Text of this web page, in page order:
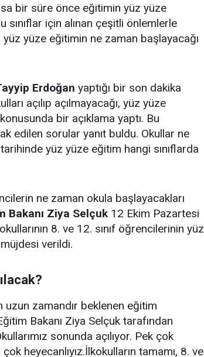
bir süre önce eğitimin yüz yüze
sınıflar için alınan çeşitli önlemlerle
yüze eğitimin ne zaman başlayacağı
Erdoğan yaptığı bir son dakika
açılıp açılmayacağı, yüz yüze
bir açıklama yaptı. Bu
edilen sorular yanıt buldu. Okullar ne
yüz yüze eğitim hangi sınıflarda
ne zaman okula başlayacakları
Bakanı Ziya Selçuk12 Ekim Pazartesi
8. ve 12. sınıf öğrencilerinin yüz
verildi.
uzun zamandır beklenen eğitim
Bakanı Ziya Selçuk tarafından
sonunda açılıyor. Pek çok
heyecanlıyız.İlkokulların tamamı, 8. ve